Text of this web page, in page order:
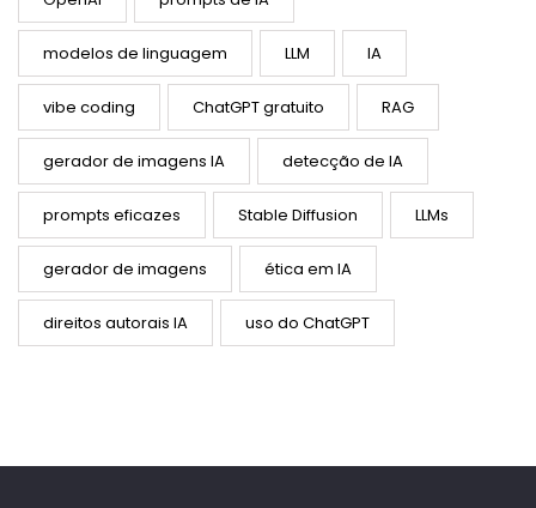
modelos de linguagem LLM IA
vibe coding ChatGPT gratuito RAG
gerador de imagens IA detecção de IA
prompts eficazes Stable Diffusion LLMs
gerador de imagens ética em IA
direitos autorais IA uso do ChatGPT